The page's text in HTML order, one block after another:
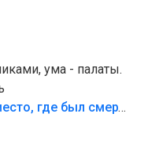
ума - палаты.
«Попал на пику»: СК показал место, где был смертельно травмирован ребенок в Тольятти